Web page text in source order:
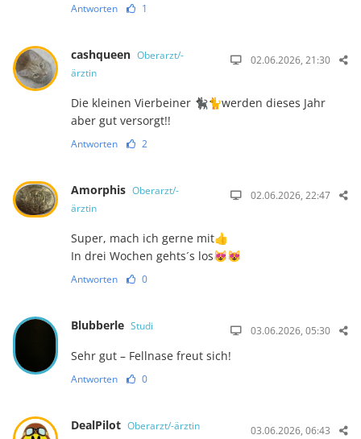
Antworten 1
cashqueen Oberarzt/-
ärztin
02.06.2026, 21:30
Die kleinen Vierbeiner 🐈‍⬛🐈werden dieses Jahr
aber gut versorgt!!
Antworten 2
Amorphis Oberarzt/-
ärztin
02.06.2026, 22:47
Super, mach ich gerne mit👍
In drei Wochen gehts´s los😻😻
Antworten 0
Blubberle Studi 03.06.2026, 05:30
Sehr gut – Fellnase freut sich!
Antworten 0
DealPilot Oberarzt/-ärztin 03.06.2026, 06:43